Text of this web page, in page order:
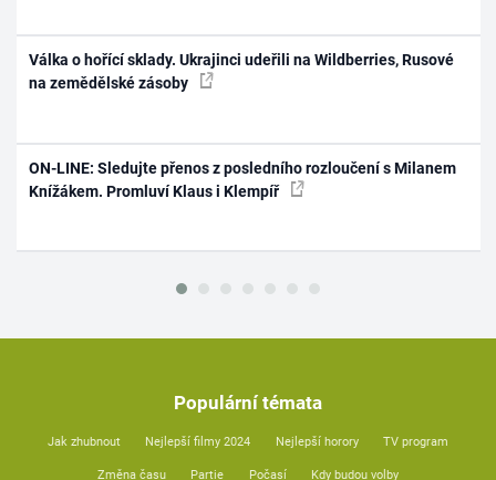
Válka o hořící sklady. Ukrajinci udeřili na Wildberries, Rusové
na zemědělské zásoby
ON-LINE: Sledujte přenos z posledního rozloučení s Milanem
Knížákem. Promluví Klaus i Klempíř
Populární témata
Jak zhubnout Nejlepší filmy 2024 Nejlepší horory TV program
Změna času Partie Počasí Kdy budou volby